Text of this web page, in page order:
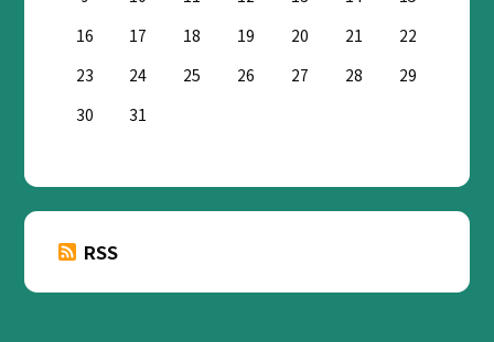
16
17 18 19 20 21
22
23
24 25 26 27 28
29
30
31
RSS